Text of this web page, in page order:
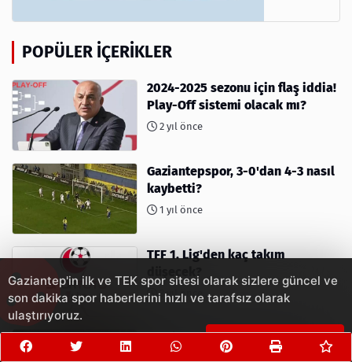
POPÜLER İÇERIKLER
2024-2025 sezonu için flaş iddia!
Play-Off sistemi olacak mı?
2 yıl önce
Gaziantepspor, 3-0'dan 4-3 nasıl
kaybetti?
1 yıl önce
TFF 1. Lig'den kaç takım
3 yıl önce
Survivor Türkiye 2023 Yarışması
İçin Geri Sayım Başladı! 2023'te
Gaziantep'in ilk ve TEK spor sitesi olarak sizlere güncel ve
son dakika spor haberlerini hızlı ve tarafsız olarak
ulaştırıyoruz.
Çerezleri Kabul Et